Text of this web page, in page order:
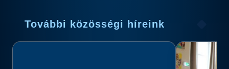
További közösségi híreink